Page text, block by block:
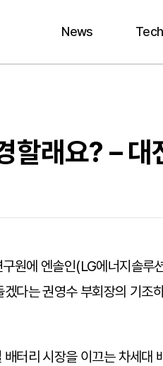
News Tech
할래요? – 대
원에 엔솔인(LG에너지솔루
다는 권영수 부회장의 기
터리 시장을 이끄는 차세대